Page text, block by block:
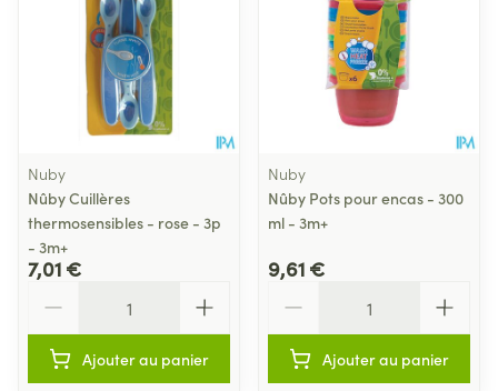
Nuby
Nûby Cuillères
thermosensibles - rose - 3p
- 3m+
7,01 €
Ajouter au panier
Nuby
Nûby Pots pour encas - 300
ml - 3m+
9,61 €
Ajouter au panier